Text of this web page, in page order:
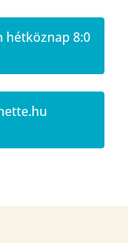
hétköznap 8:0
te.hu